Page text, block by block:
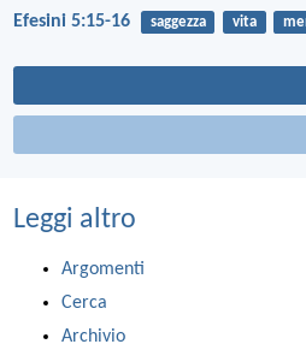
Efesini 5:15-16 saggezza vita
Leggi altro
Argomenti
Cerca
Archivio